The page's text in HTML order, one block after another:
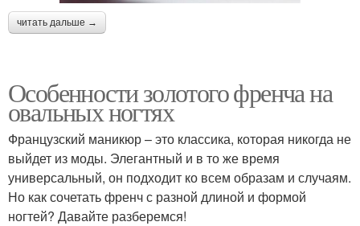
читать дальше →
Особенности золотого френча на
овальных ногтях
Французский маникюр – это классика, которая никогда не
выйдет из моды. Элегантный и в то же время
универсальный, он подходит ко всем образам и случаям.
Но как сочетать френч с разной длиной и формой
ногтей? Давайте разберемся!